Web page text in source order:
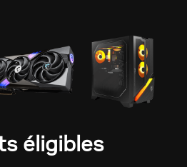
éligibles